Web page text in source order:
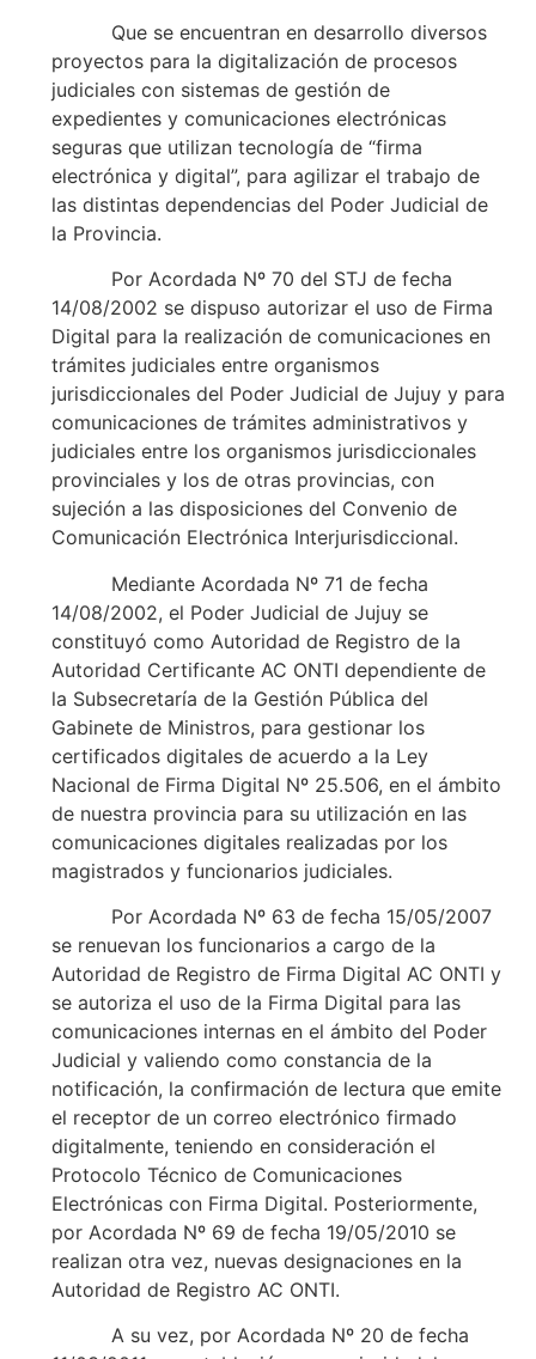
Que se encuentran en desarrollo diversos
proyectos para la digitalización de procesos
judiciales con sistemas de gestión de
expedientes y comunicaciones electrónicas
seguras que utilizan tecnología de “firma
electrónica y digital”, para agilizar el trabajo de
las distintas dependencias del Poder Judicial de
la Provincia.
Por Acordada Nº 70 del STJ de fecha
14/08/2002 se dispuso autorizar el uso de Firma
Digital para la realización de comunicaciones en
trámites judiciales entre organismos
jurisdiccionales del Poder Judicial de Jujuy y para
comunicaciones de trámites administrativos y
judiciales entre los organismos jurisdiccionales
provinciales y los de otras provincias, con
sujeción a las disposiciones del Convenio de
Comunicación Electrónica Interjurisdiccional.
Mediante Acordada Nº 71 de fecha
14/08/2002, el Poder Judicial de Jujuy se
constituyó como Autoridad de Registro de la
Autoridad Certificante AC ONTI dependiente de
la Subsecretaría de la Gestión Pública del
Gabinete de Ministros, para gestionar los
certificados digitales de acuerdo a la Ley
Nacional de Firma Digital Nº 25.506, en el ámbito
de nuestra provincia para su utilización en las
comunicaciones digitales realizadas por los
magistrados y funcionarios judiciales.
Por Acordada Nº 63 de fecha 15/05/2007
se renuevan los funcionarios a cargo de la
Autoridad de Registro de Firma Digital AC ONTI y
se autoriza el uso de la Firma Digital para las
comunicaciones internas en el ámbito del Poder
Judicial y valiendo como constancia de la
notificación, la confirmación de lectura que emite
el receptor de un correo electrónico firmado
digitalmente, teniendo en consideración el
Protocolo Técnico de Comunicaciones
Electrónicas con Firma Digital. Posteriormente,
por Acordada Nº 69 de fecha 19/05/2010 se
realizan otra vez, nuevas designaciones en la
Autoridad de Registro AC ONTI.
A su vez, por Acordada Nº 20 de fecha